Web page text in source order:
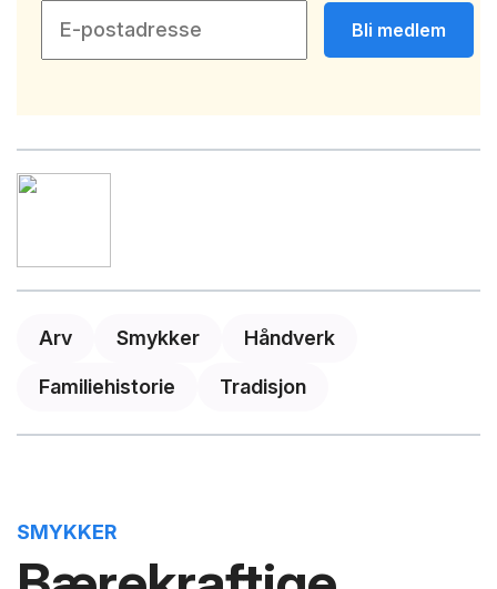
Arv Smykker Håndverk
Familiehistorie Tradisjon
Bli medlem
SMYKKER